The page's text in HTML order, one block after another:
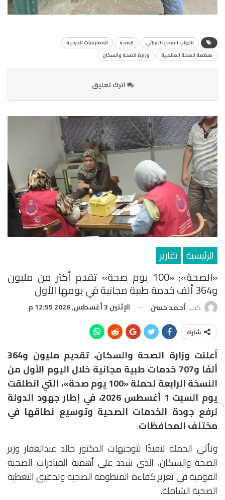
التهاب السحايا الوبائي الصحة
الممارسات الدولية
منظمة الصحة العالمية
وزارة الصحة والسكان
اترك تعليق
الرئيسية تقارير
«الصحة»: «100 يوم صحة» تقدم أكثر من مليون
و364 ألف خدمة طبية مجانية في يومها الأول
كتب أحمد حسن الإثنين 3 أغسطس, 2026 12:55 م
شارك
أعلنت وزارة الصحة والسكان، تقديم مليون و364
ألفًا و707 خدمات طبية مجانية خلال اليوم الأول من
النسخة الرابعة لحملة «100 يوم صحة»، التي انطلقت
يوم السبت 1 أغسطس 2026، في إطار جهود الدولة
لرفع جودة الخدمات الصحية وتوسيع نطاقها في
مختلف المحافظات.
وتأتي الحملة تنفيذًا لتوجيهات الدكتور خالد عبدالغفار وزير
الصحة والسكان، الذي شدد على أهمية المبادرات الصحية
القومية في تعزيز كفاءة المنظومة الصحية وتحقيق التغطية
الصحية الشاملة.